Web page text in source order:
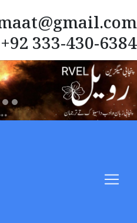
+92 333-430-6384